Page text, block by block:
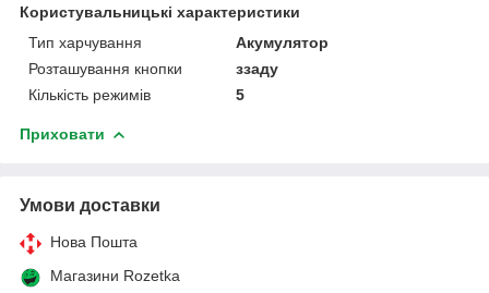
Користувальницькі характеристики
Тип харчування
Акумулятор
Розташування кнопки
ззаду
Кількість режимів
5
Приховати
Умови доставки
Нова Пошта
Магазини Rozetka